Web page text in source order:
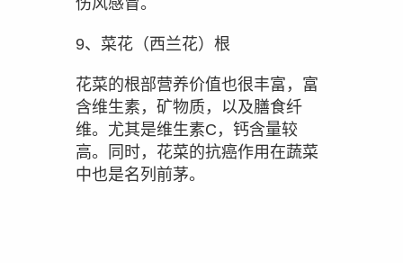
伤风感冒。
9、菜花（西兰花）根
花菜的根部营养价值也很丰富，富
含维生素，矿物质，以及膳食纤
维。尤其是维生素C，钙含量较
高。同时，花菜的抗癌作用在蔬菜
中也是名列前茅。